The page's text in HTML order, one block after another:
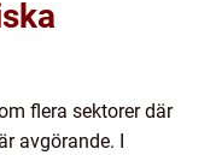
flera sektorer där
avgörande. I